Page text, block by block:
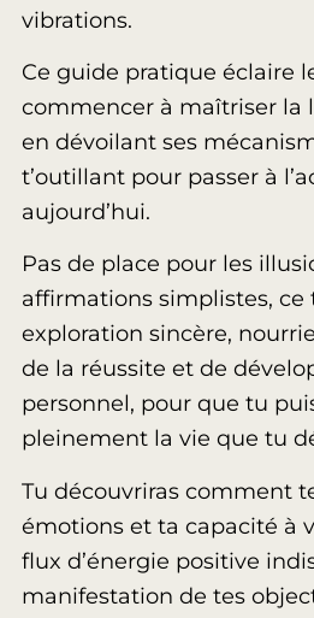
vibrations.
Ce guide pratique éclaire
commencer à maîtriser la
en dévoilant ses
t’outillant pour passer à
aujourd’hui.
Pas de place pour les
affirmations simplistes, ce
exploration sincère,
de la réussite et de
personnel, pour que tu
pleinement la vie que tu
Tu découvriras comment
émotions et ta capacité à
flux d’énergie positive
manifestation de tes